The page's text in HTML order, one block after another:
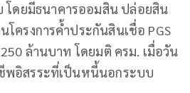
โดยมีธนาคารออมสิน ปล่อยสิน
ครงการค้ำประกันสินเชื่อ PGS
ล้านบาท โดยมติ ครม. เมื่อวัน
พอิสรระที่เป็นหนี้นอกระบบ